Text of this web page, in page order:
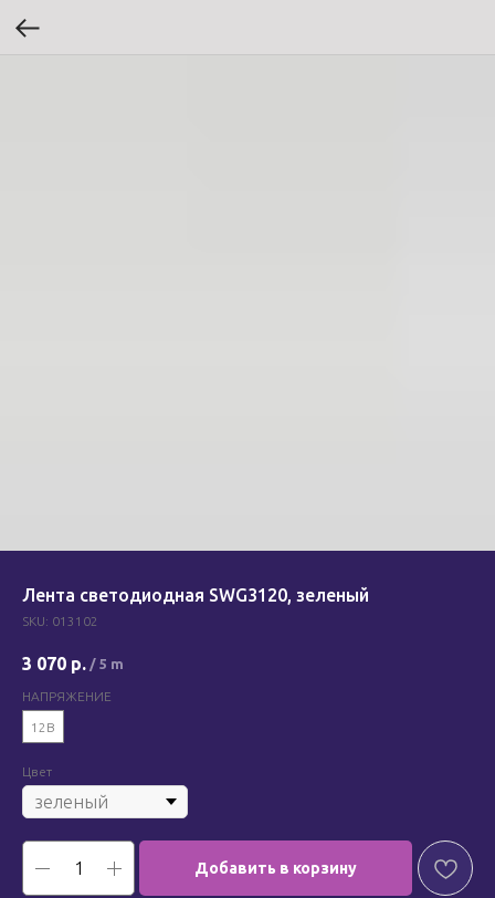
Лента светодиодная SWG3120, зеленый
SKU: 013102
3 070 р. / 5 m
НАПРЯЖЕНИЕ
12В
Цвет
Добавить в корзину